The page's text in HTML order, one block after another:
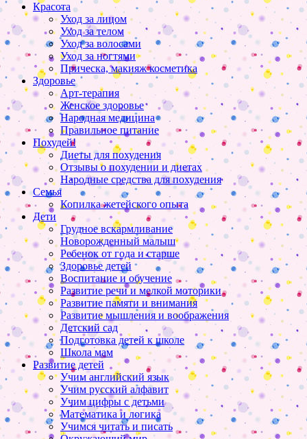
Красота
Уход за лицом
Уход за телом
Уход за волосами
Уход за ногтями
Прическа, макияж косметика
Здоровье
Арт-терапия
Женское здоровье
Народная медицина
Правильное питание
Похудей!
Диеты для похудения
Отзывы о похудении и диетах
Народные средства для похудения
Семья
Копилка жетейского опыта
Дети
Грудное вскармливание
Новорожденный малыш
Ребенок от года и старше
Здоровье детей
Воспитание и обучение
Развитие речи и мелкой моторики
Развитие памяти и внимания
Развитие мышления и воображения
Детский сад
Подготовка детей к школе
Школа мам
Развитие детей
Учим английский язык
Учим русский алфавит
Учим цифры с детьми
Математика и логика
Учимся читать и писать